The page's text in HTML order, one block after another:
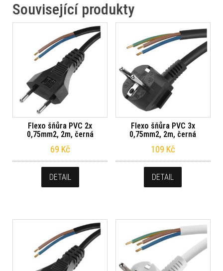
Související produkty
Flexo šňůra PVC 2x
0,75mm2, 2m, černá
69 Kč
DETAIL
Flexo šňůra PVC 3x
0,75mm2, 2m, černá
109 Kč
DETAIL